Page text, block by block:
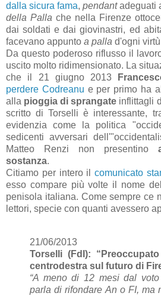
dalla sicura fama, pendantadeguati
della Palla che nella Firenze
dai soldati e dai giovinastri, ed
facevano appunto a palla d'ogni
Da questo poderoso riflusso il
uscito molto ridimensionato. La
che il 21 giugno 2013
perdere Codreanu e per primo ha
alla pioggia di sprangate inflittagli
scritto di Torselli è interessante,
evidenzia come la politica
sedicenti avversari
Matteo Renzi non presentino
sostanza.
Citiamo per intero il comunicato
esso compare più volte il nome
penisola italiana. Come sempre ce
lettori, specie con quanti avessero
21/06/2013
Torselli (FdI):
centrodestra sul futuro di
“A meno di 12 mesi dal
parla di rifondare An o FI, ma